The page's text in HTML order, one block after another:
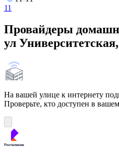
11
Провайдеры
ул
На вашей улице к интернету
Проверьте, кто доступен в